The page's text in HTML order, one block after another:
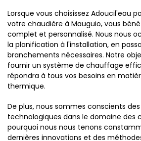
Lorsque vous choisissez Adoucil'eau
votre chaudière à Mauguio, vous
complet et personnalisé. Nous nous
la planification à l'installation, en
branchements nécessaires. Notre
fournir un système de chauffage
répondra à tous vos besoins en
thermique.
De plus, nous sommes conscients
technologiques dans le domaine des
pourquoi nous nous tenons
dernières innovations et des